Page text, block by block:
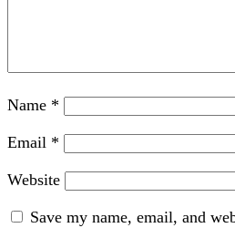
Name *
Email *
Website
Save my name, email, and